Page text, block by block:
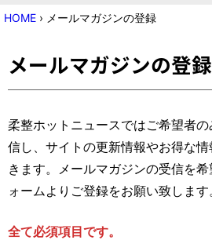
ニュース
学会・セミナー情報
プライバシーポリシー サ
運営元 お問
HOME › メールマガジンの登録
メールマガジンの登録
柔整ホットニュースではご希望者
信し、サイトの更新情報やお得な
きます。メールマガジンの受信を
ォームよりご登録をお願い致します
全て必須項目です。